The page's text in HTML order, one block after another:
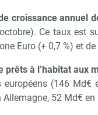
croissance annuel
Ce taux est
Euro (+ 0,7 %) et
prêts à l’habitat aux
européens (146 Md€
Allemagne, 52 Md€